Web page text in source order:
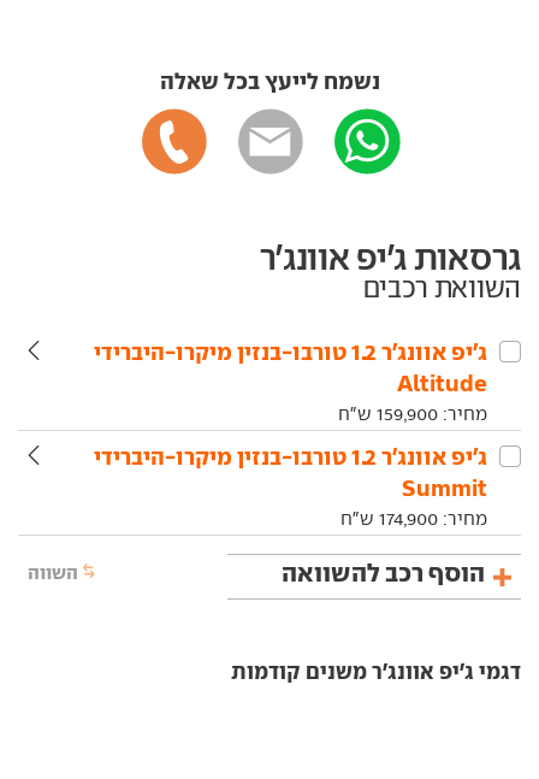
נשמח לייעץ בכל שאלה
גרסאות ג'יפ אוונג'ר
השוואת רכבים
ג'יפ‏ אוונג'ר‏ 1.2 טורבו-בנזין מיקרו-היברידי
Altitude
מחיר: 159,900 ש"ח
ג'יפ‏ אוונג'ר‏ 1.2 טורבו-בנזין מיקרו-היברידי
Summit
מחיר: 174,900 ש"ח
הוסף רכב להשוואה השווה
דגמי ג'יפ אוונג'ר משנים קודמות